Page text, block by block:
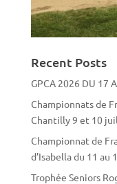
Recent Posts
GPCA 2026 DU 17
Championnats de
Chantilly 9 et 10
Championnat de
d’Isabella du 11
Trophée Seniors